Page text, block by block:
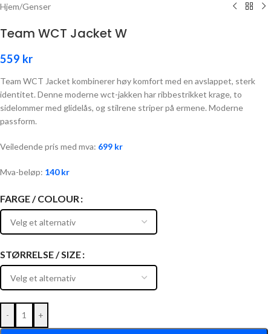
Hjem/Genser
Team WCT Jacket W
559 kr
Team WCT Jacket kombinerer høy komfort med en avslappet, sterk
identitet. Denne moderne wct-jakken har ribbestrikket krage, to
sidelommer med glidelås, og stilrene striper på ermene. Moderne
passform.
Veiledende pris med mva: 699 kr
Mva-beløp: 140kr
FARGE / COLOUR
STØRRELSE / SIZE
- +